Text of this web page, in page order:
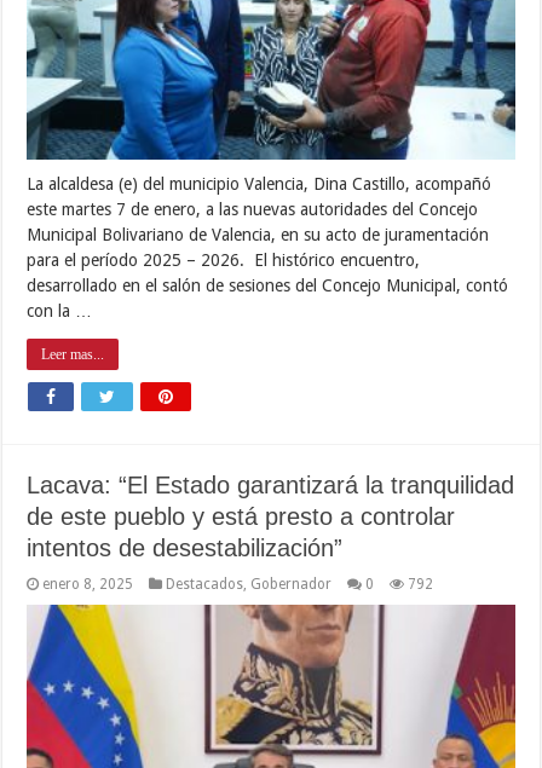
La alcaldesa (e) del municipio Valencia, Dina Castillo, acompañó
este martes 7 de enero, a las nuevas autoridades del Concejo
Municipal Bolivariano de Valencia, en su acto de juramentación
para el período 2025 – 2026. El histórico encuentro,
desarrollado en el salón de sesiones del Concejo Municipal, contó
con la …
Leer mas...
Lacava: “El Estado garantizará la tranquilidad
de este pueblo y está presto a controlar
intentos de desestabilización”
enero 8, 2025 Destacados, Gobernador 0 792